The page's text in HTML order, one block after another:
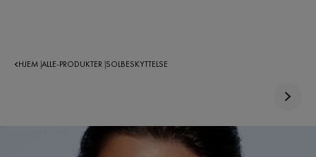
HJEM ALLE-PRODUKTER SOLBESKYTTELSE